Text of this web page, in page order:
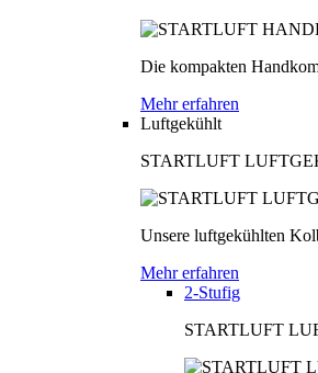
Die kompakten
Mehr erfahren
Luftgekühlt
STARTLUFT
Unsere luftgekühlten
Mehr erfahren
2-Stufig
STARTLUFT